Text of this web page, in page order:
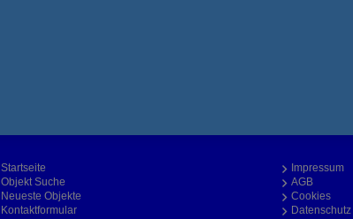
Startseite
Objekt Suche
Neueste Objekte
Kontaktformular
Impressum
AGB
Cookies
Datenschutz